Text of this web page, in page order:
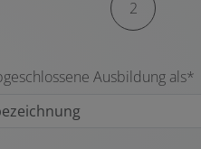
2
Ausbildung als*